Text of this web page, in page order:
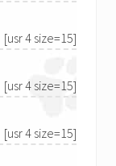
[usr 4 size=15]
[usr 4 size=15]
[usr 4 size=15]